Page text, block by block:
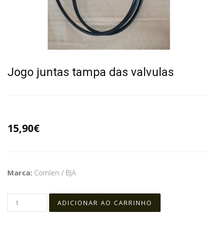
Jogo juntas tampa das valvulas
15,90€
Marca: Comlen / BJA